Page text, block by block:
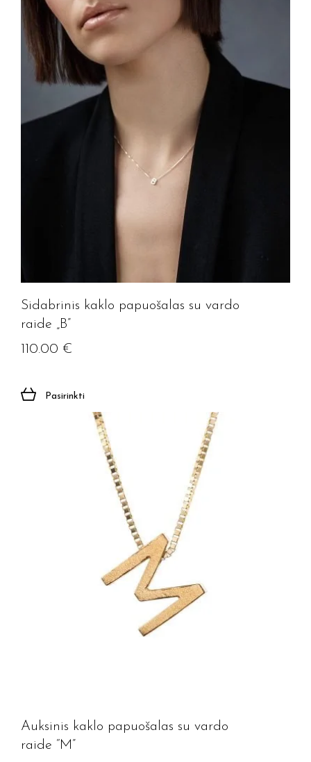
Sidabrinis kaklo papuošalas su vardo
raide „B”
110.00 €
Pasirinkti
Auksinis kaklo papuošalas su vardo
raide “M”